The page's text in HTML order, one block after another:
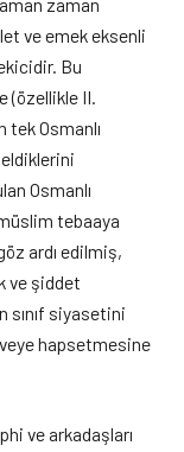
ve emek eksenli
Bu
(özellikle II.
tek Osmanlı
Osmanlı
tebaaya
ardı edilmiş,
ve şiddet
sınıf siyasetini
hapsetmesine
ve arkadaşları